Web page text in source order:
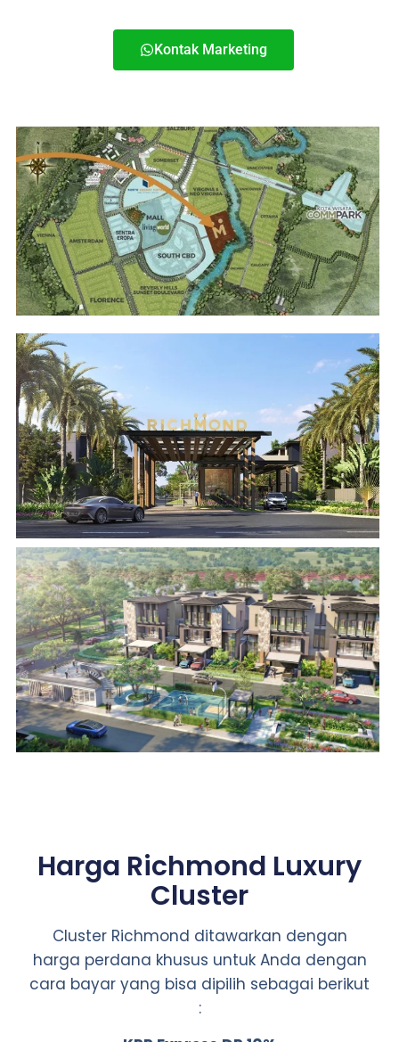
Kontak Marketing
Harga Richmond Luxury
Cluster
Cluster Richmond ditawarkan dengan
harga perdana khusus untuk Anda dengan
cara bayar yang bisa dipilih sebagai berikut
: